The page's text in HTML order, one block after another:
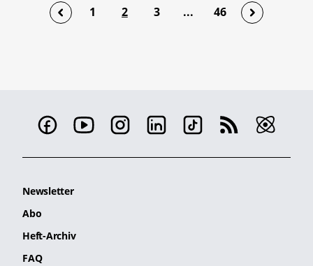
1 2 3 ... 46
Newsletter
Abo
Heft-Archiv
FAQ